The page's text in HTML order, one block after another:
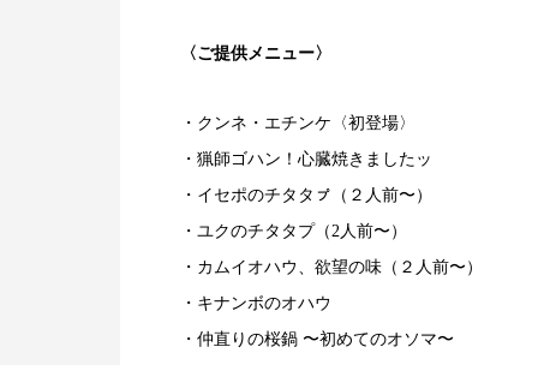
〈ご提供メニュー〉
・クンネ・エチンケ〈初登場〉
・猟師ゴハン！心臓焼きましたッ
・イセポのチタタㇷ゚（２人前〜）
・ユクのチタタプ（2人前〜）
・カムイオハウ、欲望の味（２人前〜）
・キナンボのオハウ
・仲直りの桜鍋 〜初めてのオソマ〜